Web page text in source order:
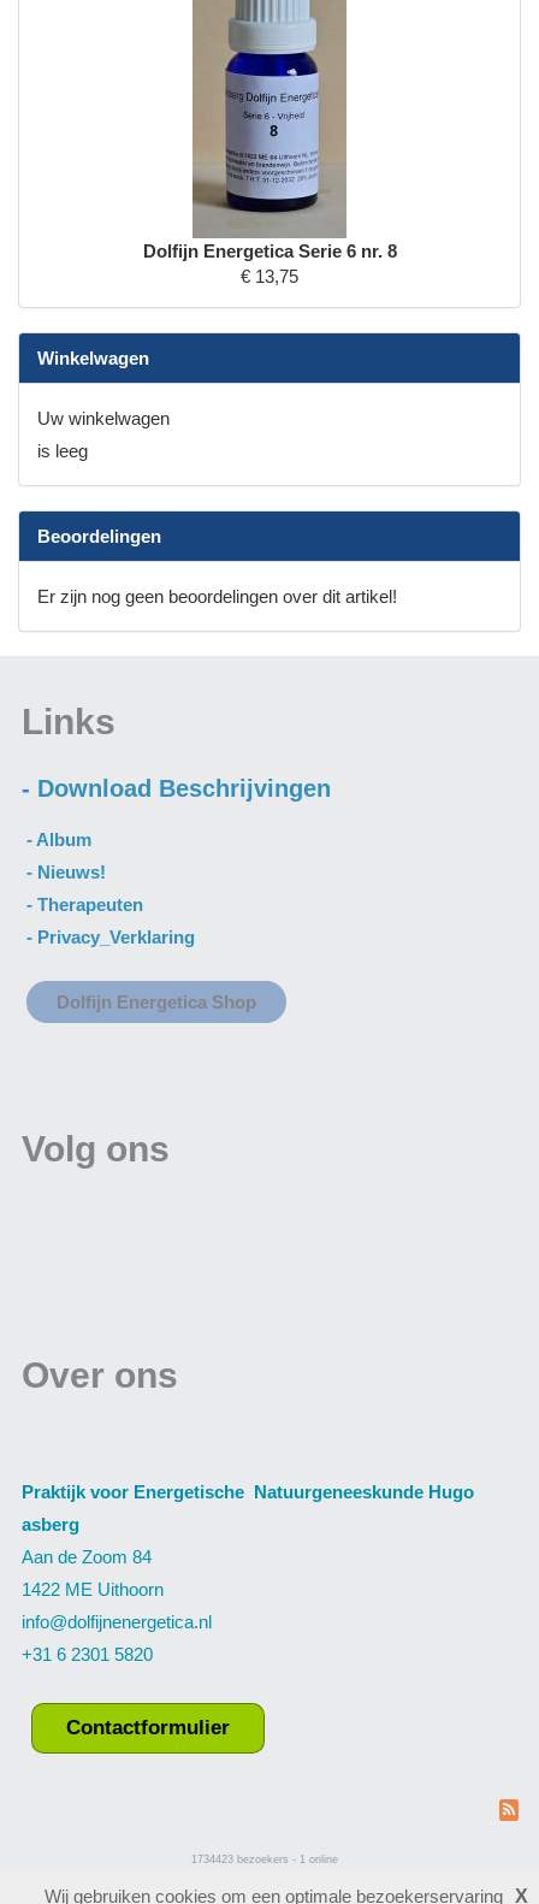
Dolfijn Energetica Serie 6 nr. 8
€ 13,75
Winkelwagen
Uw winkelwagen
is leeg
Beoordelingen
Er zijn nog geen beoordelingen over dit artikel!
Links
- Download Beschrijvingen
- Album
- Nieuws!
- Therapeuten
- Privacy_Verklaring
Dolfijn Energetica Shop
Volg ons
Over ons
Praktijk voor Energetische Natuurgeneeskunde Hugo
asberg
Aan de Zoom 84
1422 ME Uithoorn
info@dolfijnenergetica.nl
+31 6 2301 5820
Contactformulier
1734423bezoekers - 1 online
laatste wijziging: 08-03-2024
Wij gebruiken cookies om een optimale bezoekerservaring X